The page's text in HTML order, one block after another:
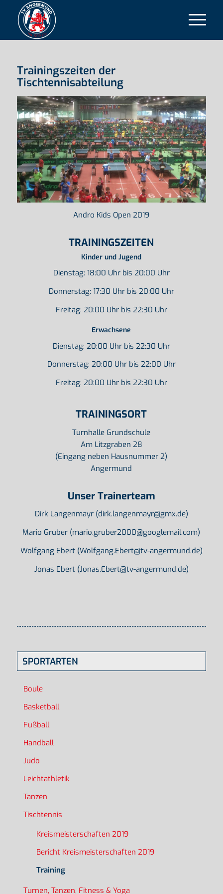
Trainingszeiten der
Tischtennisabteilung
Andro Kids Open 2019
TRAININGSZEITEN
Kinder und Jugend
Dienstag: 18:00 Uhr bis 20:00 Uhr
Donnerstag: 17:30 Uhr bis 20:00 Uhr
Freitag: 20:00 Uhr bis 22:30 Uhr
Erwachsene
Dienstag: 20:00 Uhr bis 22:30 Uhr
Donnerstag: 20:00 Uhr bis 22:00 Uhr
Freitag: 20:00 Uhr bis 22:30 Uhr
TRAININGSORT
Turnhalle Grundschule
Am Litzgraben 28
(Eingang neben Hausnummer 2)
Angermund
Unser Trainerteam
Dirk Langenmayr (dirk.langenmayr@gmx.de)
Mario Gruber (mario.gruber2000@googlemail.com)
Wolfgang Ebert (Wolfgang.Ebert@tv-angermund.de)
Jonas Ebert (Jonas.Ebert@tv-angermund.de)
SPORTARTEN
Boule
Basketball
Fußball
Handball
Judo
Leichtathletik
Tanzen
Tischtennis
Kreismeisterschaften 2019
Bericht Kreismeisterschaften 2019
Training
Turnen, Tanzen, Fitness & Yoga